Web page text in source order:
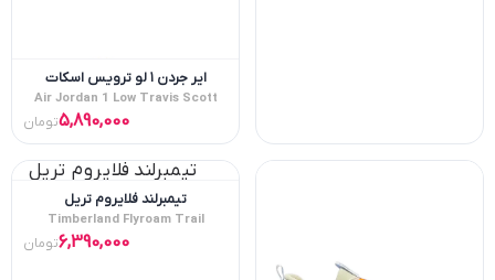
ایر جردن ۱ لو ترویس اسکات
Air Jordan 1 Low Travis Scott
5,890,000تومان
تیمبرلند فلایروم تریل
Timberland Flyroam Trail
6,390,000تومان